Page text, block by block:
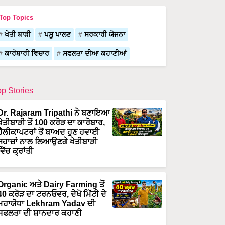
Topics
ਖੇਤੀ ਬਾੜੀ ਪਸ਼ੂ ਪਾਲਣ ਸਰਕਾਰੀ ਯੋਜਨਾ
ਕਾਰੋਬਾਰੀ ਵਿਚਾਰ ਸਫਲਤਾ ਦੀਆ ਕਹਾਣੀਆਂ
Stories
Rajaram Tripathi ਨੇ ਬਣਾਇਆ
ਤੋਂ 100 ਕਰੋੜ ਦਾ ਕਾਰੋਬਾਰ,
ਤੋਂ ਬਾਅਦ ਹੁਣ ਹਵਾਈ
ਨਾਲ ਲਿਆਉਣਗੇ ਖੇਤੀਬਾੜੀ
ਕ੍ਰਾਂਤੀ
ਅਤੇ Dairy Farming ਤੋਂ
ਕਰੋੜ ਦਾ ਟਰਨਓਵਰ, ਦੇਖੋ ਮਿੱਟੀ ਦੇ
Lekhram Yadav ਦੀ
ਦੀ ਸ਼ਾਨਦਾਰ ਕਹਾਣੀ